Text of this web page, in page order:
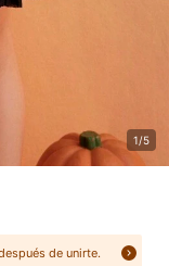
1/5
de unirte.